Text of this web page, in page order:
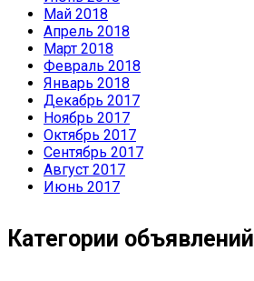
Май 2018
Апрель 2018
Март 2018
Февраль 2018
Январь 2018
Декабрь 2017
Ноябрь 2017
Октябрь 2017
Сентябрь 2017
Август 2017
Июнь 2017
Категории объявлений